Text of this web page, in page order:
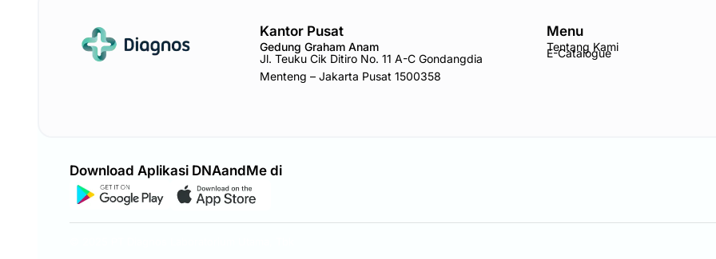
Kantor Pusat
Gedung Graham Anam
Jl. Teuku Cik Ditiro No. 11 A-C Gondangdia
Menteng – Jakarta Pusat 1500358
Menu
Tentang Kami
E-Catalogue
Download Aplikasi DNAandMe di